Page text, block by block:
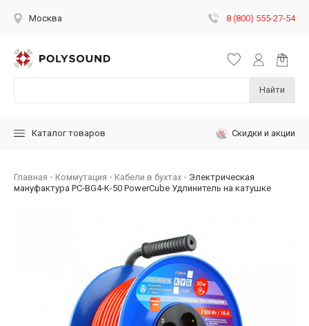
Москва 8 (800) 555-27-54
Найти
Каталог товаров Скидки и акции
Главная Коммутация Кабели в бухтах
Электрическая
мануфактура PC-BG4-K-50 PowerCube Удлинитель на катушке